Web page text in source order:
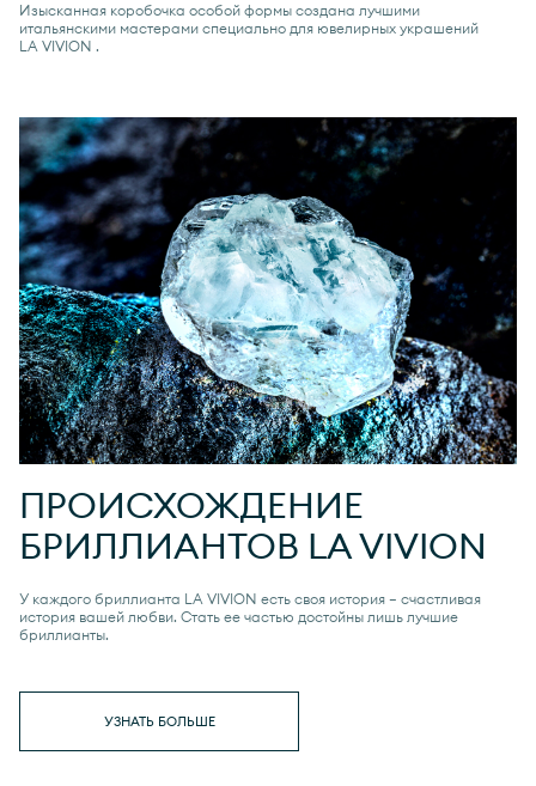
Изысканная коробочка особой формы создана лучшими
итальянскими мастерами специально для ювелирных украшений
LA VIVION .
ПРОИСХОЖДЕНИЕ
БРИЛЛИАНТОВ LA VIVION
У каждого бриллианта LA VIVION есть своя история — счастливая
история вашей любви. Стать ее частью достойны лишь лучшие
бриллианты.
УЗНАТЬ БОЛЬШЕ